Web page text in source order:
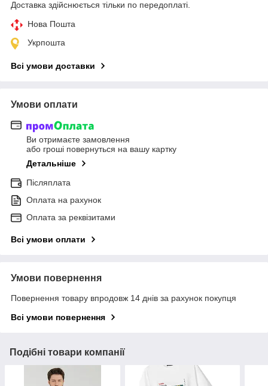
Доставка здійснюється тільки по передоплаті.
Нова Пошта
Укрпошта
Всі умови доставки
Умови оплати
Ви отримаєте замовлення
або гроші повернуться на вашу картку
Детальніше
Післяплата
Оплата на рахунок
Оплата за реквізитами
Всі умови оплати
Умови повернення
Повернення товару впродовж 14 днів за рахунок покупця
Всі умови повернення
Подібні товари компанії